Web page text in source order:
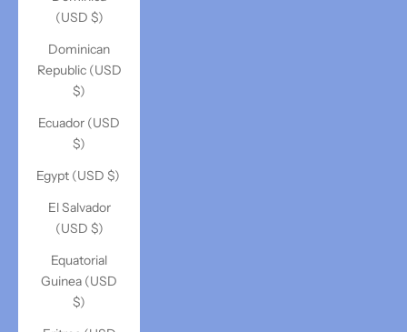
(USD $)
Dominican
Republic (USD
$)
Ecuador (USD
$)
Egypt (USD $)
El Salvador
(USD $)
Equatorial
Guinea (USD
$)